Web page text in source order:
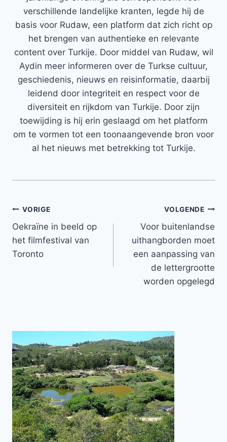
verschillende landelijke kranten, legde hij de
basis voor Rudaw, een platform dat zich richt op
het brengen van authentieke en relevante
content over Turkije. Door middel van Rudaw, wil
Aydin meer informeren over de Turkse cultuur,
geschiedenis, nieuws en reisinformatie, daarbij
leidend door integriteit en respect voor de
diversiteit en rijkdom van Turkije. Door zijn
toewijding is hij erin geslaagd om het platform
om te vormen tot een toonaangevende bron voor
al het nieuws met betrekking tot Turkije.
Bericht
navigatie
VORIGE
Oekraïne in beeld op
het filmfestival van
Toronto
VOLGENDE
Voor buitenlandse
uithangborden moet
een aanpassing van
de lettergrootte
worden opgelegd